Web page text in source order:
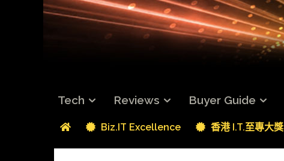
Tech Reviews Buyer Guide
Biz.IT Excellence 香港 I.T.至專大獎